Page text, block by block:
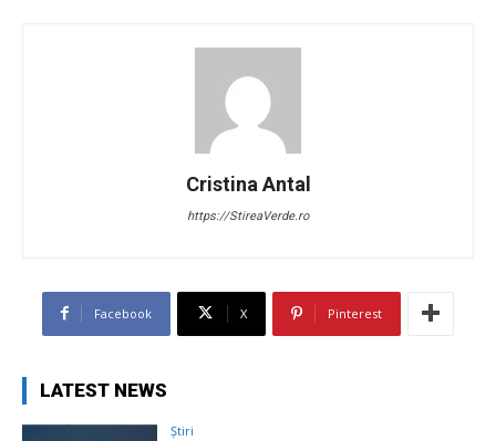
Cristina Antal
https://StireaVerde.ro
Facebook X Pinterest
LATEST NEWS
Știri